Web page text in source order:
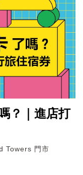
？｜進店打
Towers 門市